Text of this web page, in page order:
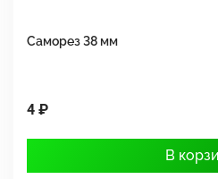
Саморез 38 мм
4 ₽
В